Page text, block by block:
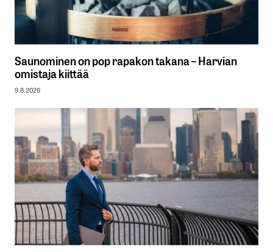
Saunominen on pop rapakon takana – Harvian
omistaja kiittää
9.8.2026